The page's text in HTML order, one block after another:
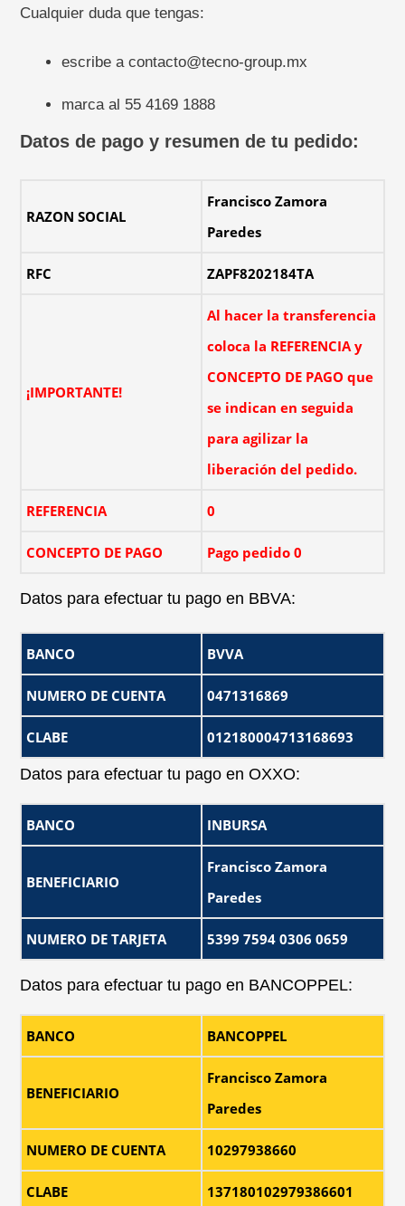
Cualquier duda que tengas:
escribe a contacto@tecno-group.mx
marca al 55 4169 1888
Datos de pago y resumen de tu pedido:
RAZON SOCIAL
Francisco Zamora
Paredes
RFC ZAPF8202184TA
¡IMPORTANTE!
Al hacer la transferencia
coloca la REFERENCIA y
CONCEPTO DE PAGO que
se indican en seguida
para agilizar la
liberación del pedido.
REFERENCIA 0
CONCEPTO DE PAGO Pago pedido 0
Datos para efectuar tu pago en BBVA:
BANCO BVVA
NUMERO DE CUENTA 0471316869
CLABE 012180004713168693
Datos para efectuar tu pago en OXXO:
BANCO INBURSA
BENEFICIARIO
Francisco Zamora
Paredes
NUMERO DE TARJETA 5399 7594 0306 0659
Datos para efectuar tu pago en BANCOPPEL:
BANCO BANCOPPEL
BENEFICIARIO
Francisco Zamora
Paredes
NUMERO DE CUENTA 10297938660
CLABE 137180102979386601